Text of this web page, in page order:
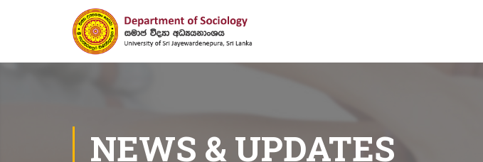
NEWS & UPDATES